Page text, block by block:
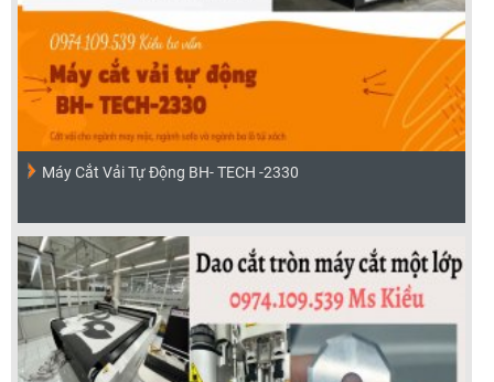
Máy Cắt Vải Tự Động BH- TECH -2330